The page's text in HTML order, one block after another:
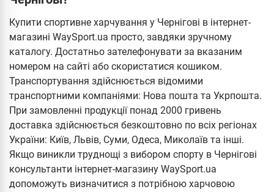
Купити спортивне харчування у Чернігові в інтернет-
магазині WaySport.ua просто, завдяки зручному
каталогу. Достатньо зателефонувати за вказаним
номером на сайті або скористатися кошиком.
Транспортування здійснюється відомими
транспортними компаніями: Нова пошта та Укрпошта.
При замовленні продукції понад 2000 гривень
доставка здійснюється безкоштовно по всіх регіонах
України: Київ, Львів, Суми, Одеса, Миколаїв та інші.
Якщо виникли труднощі з вибором спорту в Чернігові
консультанти інтернет-магазину WaySport.ua
допоможуть визначитися з потрібною харчовою